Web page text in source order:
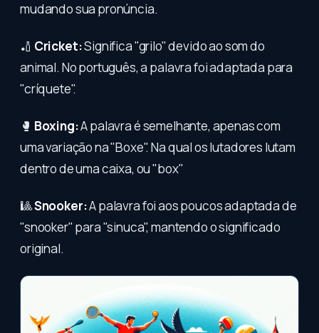
mudando sua pronúncia.
🏏 Cricket:Significa "grilo" devido ao som do
animal. No português, a palavra foi adaptada para
"críquete".
🥊 Boxing:A palavra é semelhante, apenas com
uma variação na "Boxe". Na qual os lutadores lutam
dentro de uma caixa, ou "box"
🎱Snooker:A palavra foi aos poucos adaptada de
"snooker" para "sinuca", mantendo o significado
original.